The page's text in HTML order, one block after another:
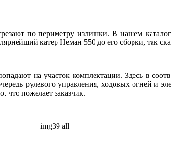
по периметру излишки. В нашем каталоге
катер Неман 550 до его сборки, так
на участок комплектации. Здесь в
рулевого управления, ходовых огней и
что пожелает заказчик.